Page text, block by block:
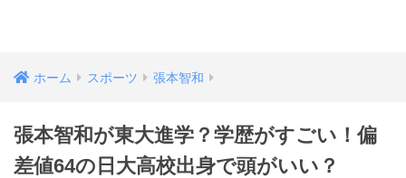
ホーム スポーツ 張本智和
張本智和が東大進学？学歴がすごい！偏
差値64の日大高校出身で頭がいい？